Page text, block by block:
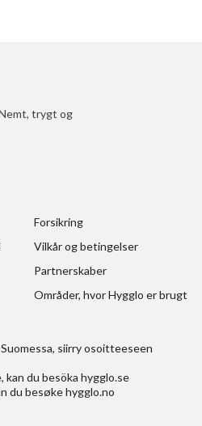
trygt og
Forsikring
Vilkår og betingelser
Partnerskaber
Områder, hvor Hygglo er brugt
, siirry osoitteeseen
, kan du besöka hygglo.se
du besøkehygglo.no